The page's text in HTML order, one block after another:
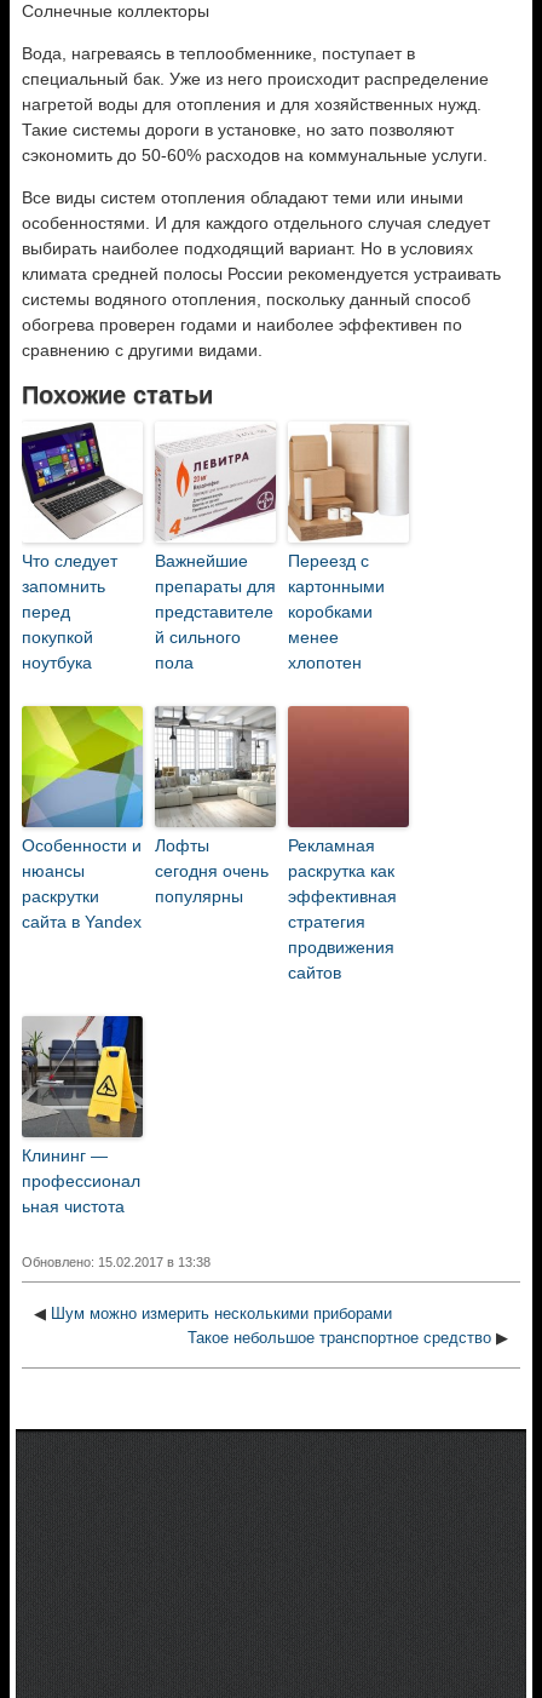
Солнечные коллекторы
Вода, нагреваясь в теплообменнике, поступает в
специальный бак. Уже из него происходит распределение
нагретой воды для отопления и для хозяйственных нужд.
Такие системы дороги в установке, но зато позволяют
сэкономить до 50-60% расходов на коммунальные услуги.
Все виды систем отопления обладают теми или иными
особенностями. И для каждого отдельного случая следует
выбирать наиболее подходящий вариант. Но в условиях
климата средней полосы России рекомендуется устраивать
системы водяного отопления, поскольку данный способ
обогрева проверен годами и наиболее эффективен по
сравнению с другими видами.
Похожие статьи
Что следует
запомнить
перед
покупкой
ноутбука
Важнейшие
препараты для
представителе
й сильного
пола
Переезд с
картонными
коробками
менее
хлопотен
Особенности и
нюансы
раскрутки
сайта в Yandex
Лофты
сегодня очень
популярны
Рекламная
раскрутка как
эффективная
стратегия
продвижения
сайтов
Клининг —
профессионал
ьная чистота
Обновлено: 15.02.2017 в 13:38
◀ Шум можно измерить несколькими приборами
Такое небольшое транспортное средство ▶